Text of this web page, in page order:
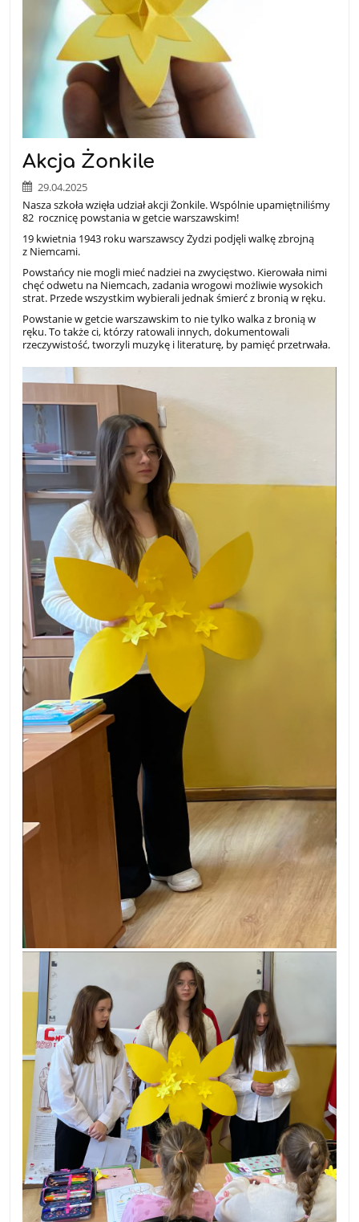
Akcja Żonkile
29.04.2025
Nasza szkoła wzięła udział akcji Żonkile. Wspólnie upamiętniliśmy
82 rocznicę powstania w getcie warszawskim!
19 kwietnia 1943 roku warszawscy Żydzi podjęli walkę zbrojną
z Niemcami.
Powstańcy nie mogli mieć nadziei na zwycięstwo. Kierowała nimi
chęć odwetu na Niemcach, zadania wrogowi możliwie wysokich
strat. Przede wszystkim wybierali jednak śmierć z bronią w ręku.
Powstanie w getcie warszawskim to nie tylko walka z bronią w
ręku. To także ci, którzy ratowali innych, dokumentowali
rzeczywistość, tworzyli muzykę i literaturę, by pamięć przetrwała.